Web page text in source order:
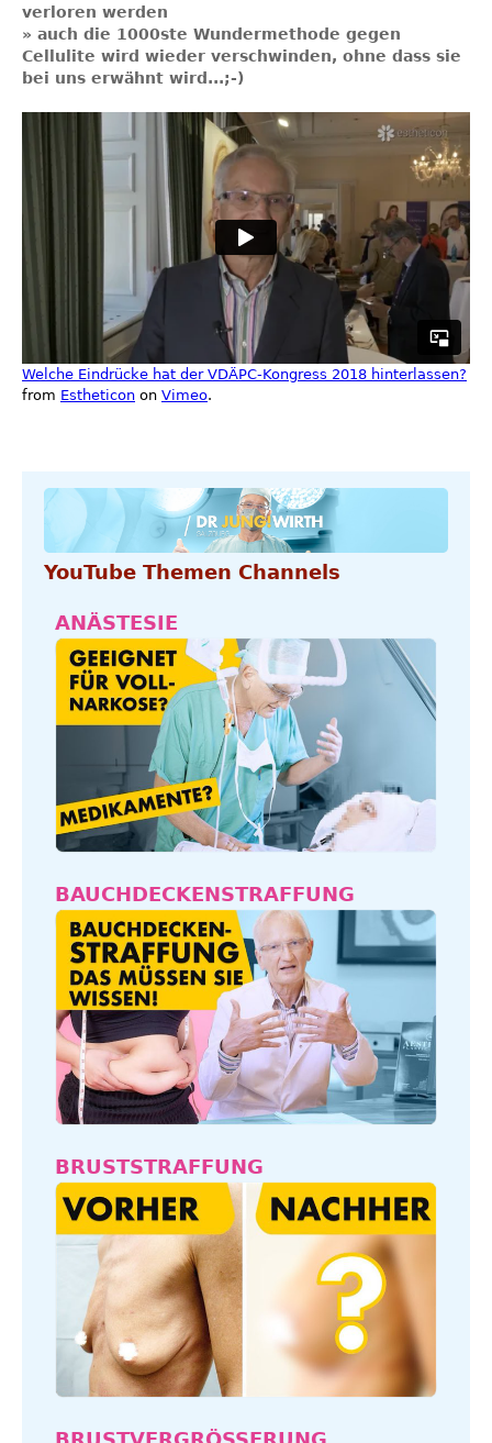
verloren werden
» auch die 1000ste Wundermethode gegen
Cellulite wird wieder verschwinden, ohne dass sie
bei uns erwähnt wird...;-)
Welche Eindrücke hat der VDÄPC-Kongress 2018 hinterlassen?
from Estheticon on Vimeo.
YouTube Themen Channels
ANÄSTESIE
BAUCHDECKENSTRAFFUNG
BRUSTSTRAFFUNG